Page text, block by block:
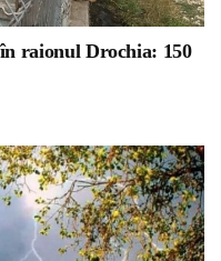
raionul Drochia: 150